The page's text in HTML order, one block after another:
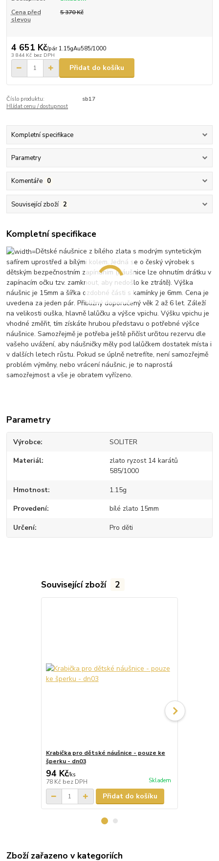
Cena před
slevou
5 370 Kč
4 651 Kč/pár 1.15gAu585/1000
3 844 Kč bez DPH
Přidat do košíku
Číslo produktu:
sb17
Hlídat cenu / dostupnost
Kompletní specifikace
Parametry
Komentáře 0
Související zboží 2
Kompletní specifikace
Dětské náušnice z bílého zlata s modrým syntetickým
safírem uprostřed a bílými kolem. Jedná se o český výrobek s
dětským bezpečnostním zapínáním (náušnice lze ohnutím drátku v
zapínacím očku tzv. zamknout, aby nedošlo ke ztrátě). Výška
náušnic je 15mm a šířka ozdobné části s kamínky je 6mm. Cena je
uvedena za jeden pár. Přibližný doporučený věk 2 až 6 let. Záleží
na velikosti ouška, hlavně lalůčku a výšce vpichu. Výšku vpichu je
vhodné změřit, tím získáte hrubou představu o potřebné výšce
náušnice. Samozřejmě je potřeba ještě přičíst určitou rezervu dle
vašeho uvážení, aby náušničky měly pod lalůčkem dostatek místa i
v dalších letech růstu. Pokud se úplně netrefíte, není samozřejmě
problém výměny, nebo vrácení náušnic, je to naprostá
samozřejmost a vše je obratem vyřízeno.
Parametry
Výrobce SOLITER
Materiál
zlato ryzost 14 karátů
585/1000
Hmotnost 1.15g
Provedení bílé zlato 15mm
Určení Pro děti
Související zboží 2
Krabička pro dětské náušnice - pouze ke
šperku - dn03
94 Kč/ks
78 Kč bez DPH Skladem
Přidat do košíku
Zboží zařazeno v kategoriích